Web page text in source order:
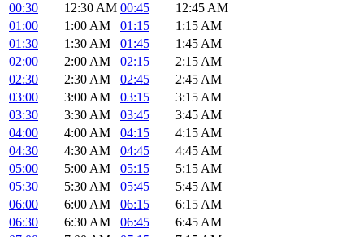
00:30
12:30 AM 00:45
12:45 AM
01:00
1:00 AM 01:15
1:15 AM
01:30
1:30 AM 01:45
1:45 AM
02:00
2:00 AM 02:15
2:15 AM
02:30
2:30 AM 02:45
2:45 AM
03:00
3:00 AM 03:15
3:15 AM
03:30
3:30 AM 03:45
3:45 AM
04:00
4:00 AM 04:15
4:15 AM
04:30
4:30 AM 04:45
4:45 AM
05:00
5:00 AM 05:15
5:15 AM
05:30
5:30 AM 05:45
5:45 AM
06:00
6:00 AM 06:15
6:15 AM
06:30
6:30 AM 06:45
6:45 AM